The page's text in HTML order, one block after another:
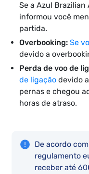
Se a Azul
informou você
partida.
Overbooking: Se
devido a
Perda de voo de
de ligação devido
pernas e chegou
horas de atraso.
De acordo
regulamento
receber até